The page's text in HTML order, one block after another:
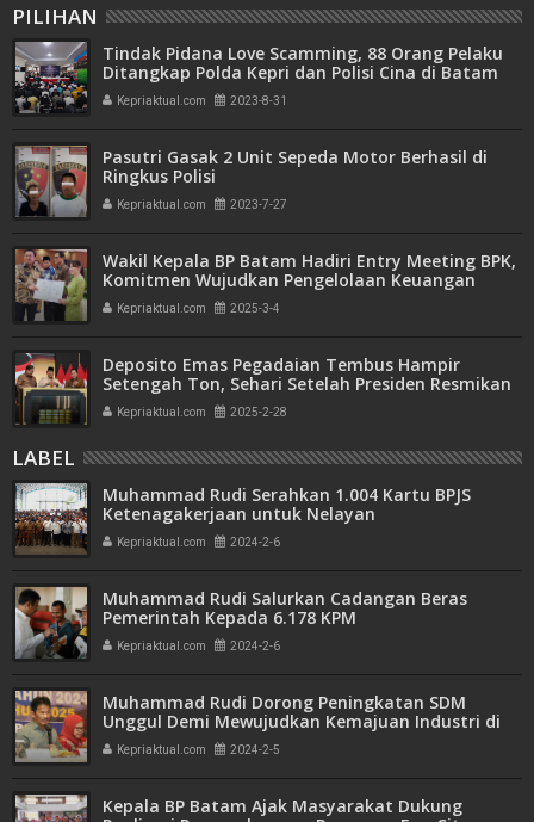
PILIHAN
Tindak Pidana Love Scamming, 88 Orang Pelaku
Ditangkap Polda Kepri dan Polisi Cina di Batam
Kepriaktual.com 2023-8-31
Pasutri Gasak 2 Unit Sepeda Motor Berhasil di
Ringkus Polisi
Kepriaktual.com 2023-7-27
Wakil Kepala BP Batam Hadiri Entry Meeting BPK,
Komitmen Wujudkan Pengelolaan Keuangan
Transparan dan Akuntabel
Kepriaktual.com 2025-3-4
Deposito Emas Pegadaian Tembus Hampir
Setengah Ton, Sehari Setelah Presiden Resmikan
Bank Emas
Kepriaktual.com 2025-2-28
LABEL
Muhammad Rudi Serahkan 1.004 Kartu BPJS
Ketenagakerjaan untuk Nelayan
Kepriaktual.com 2024-2-6
Muhammad Rudi Salurkan Cadangan Beras
Pemerintah Kepada 6.178 KPM
Kepriaktual.com 2024-2-6
Muhammad Rudi Dorong Peningkatan SDM
Unggul Demi Mewujudkan Kemajuan Industri di
Batam
Kepriaktual.com 2024-2-5
Kepala BP Batam Ajak Masyarakat Dukung